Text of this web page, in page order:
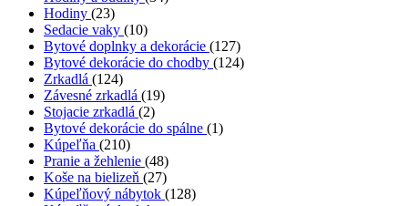
Hodiny (23)
Sedacie vaky (10)
Bytové doplnky a dekorácie (127)
Bytové dekorácie do chodby (124)
Zrkadlá (124)
Závesné zrkadlá (19)
Stojacie zrkadlá (2)
Bytové dekorácie do spálne (1)
Kúpeľňa (210)
Pranie a žehlenie (48)
Koše na bielizeň (27)
Kúpeľňový nábytok (128)